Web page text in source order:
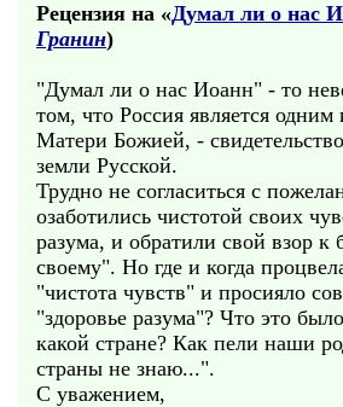
Рецензия на «Думал ли о нас
Гранин)
"Думал ли о нас Иоанн" - то
том, что Россия является одним
Матери Божией, -
земли Русской.
Трудно не согласиться с
озаботились чистотой своих
разума, и обратили свой взор к
своему". Но где и когда
"чистота чувств" и просияло
"здоровье разума"? Что это
какой стране? Как пели наши
страны не знаю...".
С уважением,